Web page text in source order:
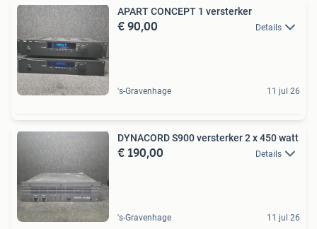
APART CONCEPT 1 versterker
€ 90,00 Details
's-Gravenhage 11 jul 26
DYNACORD S900 versterker 2 x 450 watt
€ 190,00 Details
's-Gravenhage 11 jul 26